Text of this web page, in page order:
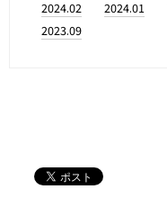
2024.02
2024.01
2023.09